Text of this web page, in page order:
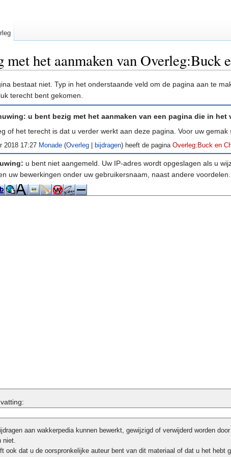
met het aanmaken van Overleg:Buck
bestaat niet. Typ in het onderstaande veld om de pagina aan te
terecht bent gekomen.
u bent bezig met het aanmaken van een pagina die in het
of het terecht is dat u verder werkt aan deze pagina. Voor uw
2018 17:27 Monade (Overleg bijdragen) heeft de paginaOverleg:Buck en
u bent niet aangemeld. Uw IP-adres wordt opgeslagen als u
uw bewerkingen onder uw gebruikersnaam, naast andere voordelen.
aan wakkerpedia kunnen bewerkt, gewijzigd of verwijderd worden
niet.
ook dat u de oorspronkelijke auteur bent van dit materiaal of dat u het